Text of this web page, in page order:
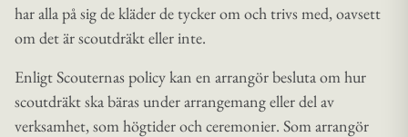
har alla på sig de kläder de tycker om och trivs med, oavsett
om det är scoutdräkt eller inte.
Enligt Scouternas policy kan en arrangör besluta om hur
scoutdräkt ska bäras under arrangemang eller del av
verksamhet, som högtider och ceremonier. Som arrangör